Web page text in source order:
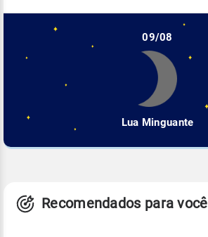
09/08
Lua Minguante
Recomendados para você